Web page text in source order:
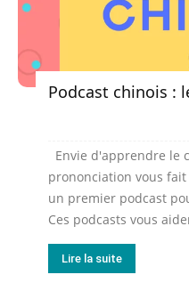
Podcast chinois :
Envie d'apprendre le
prononciation vous fait
un premier podcast
Ces podcasts vous
Lire la suite